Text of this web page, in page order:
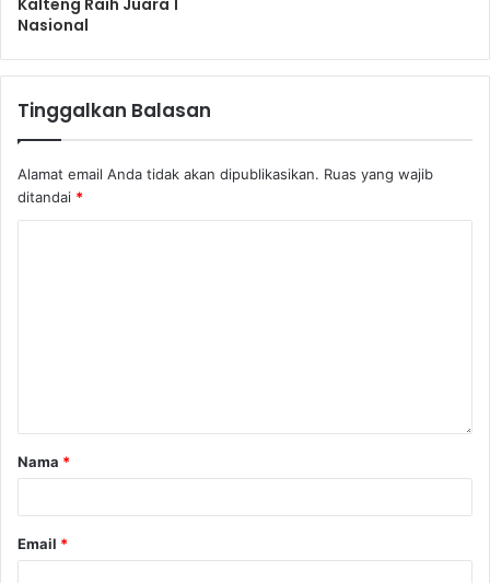
Kalteng Raih Juara 1
Nasional
Tinggalkan Balasan
Alamat email Anda tidak akan dipublikasikan. Ruas yang wajib
ditandai *
Nama *
Email *